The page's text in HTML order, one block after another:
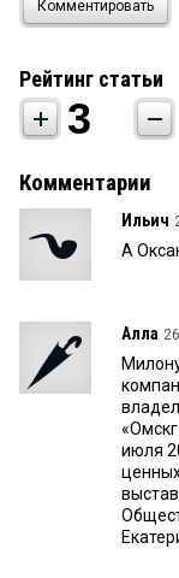
Комментировать
Рейтинг статьи
3
Комментарии
Ильич
А
Алла
июля